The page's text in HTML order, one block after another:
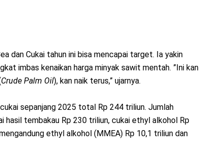
dan Cukai tahun ini bisa mencapai target. Ia yakin
imbas kenaikan harga minyak sawit mentah. ”Ini kan
Crude Palm Oil), kan naik terus,” ujarnya.
sepanjang 2025 total Rp 244 triliun. Jumlah
hasil tembakau Rp 230 triliun, cukai ethyl alkohol Rp
ethyl alkohol (MMEA) Rp 10,1 triliun dan